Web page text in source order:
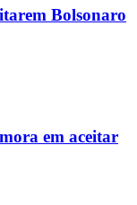
Bolsonaro
em aceitar